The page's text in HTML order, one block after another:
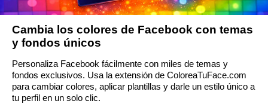
Cambia los colores de Facebook con temas
y fondos únicos
Personaliza Facebook fácilmente con miles de temas y
fondos exclusivos. Usa la extensión de ColoreaTuFace.com
para cambiar colores, aplicar plantillas y darle un estilo único a
tu perfil en un solo clic.